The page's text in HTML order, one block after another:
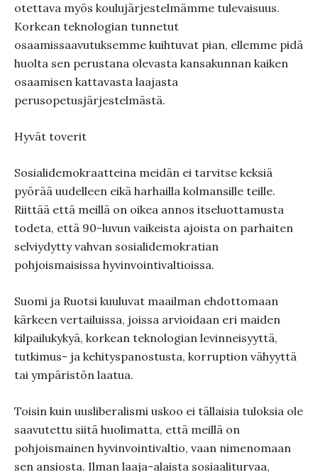
otettava myös koulujärjestelmämme tulevaisuus.
Korkean teknologian tunnetut
osaamissaavutuksemme kuihtuvat pian, ellemme pidä
huolta sen perustana olevasta kansakunnan kaiken
osaamisen kattavasta laajasta
perusopetusjärjestelmästä.
Hyvät toverit
Sosialidemokraatteina meidän ei tarvitse keksiä
pyörää uudelleen eikä harhailla kolmansille teille.
Riittää että meillä on oikea annos itseluottamusta
todeta, että 90-luvun vaikeista ajoista on parhaiten
selviydytty vahvan sosialidemokratian
pohjoismaisissa hyvinvointivaltioissa.
Suomi ja Ruotsi kuuluvat maailman ehdottomaan
kärkeen vertailuissa, joissa arvioidaan eri maiden
kilpailukykyä, korkean teknologian levinneisyyttä,
tutkimus- ja kehityspanostusta, korruption vähyyttä
tai ympäristön laatua.
Toisin kuin uusliberalismi uskoo ei tällaisia tuloksia ole
saavutettu siitä huolimatta, että meillä on
pohjoismainen hyvinvointivaltio, vaan nimenomaan
sen ansiosta. Ilman laaja-alaista sosiaaliturvaa,